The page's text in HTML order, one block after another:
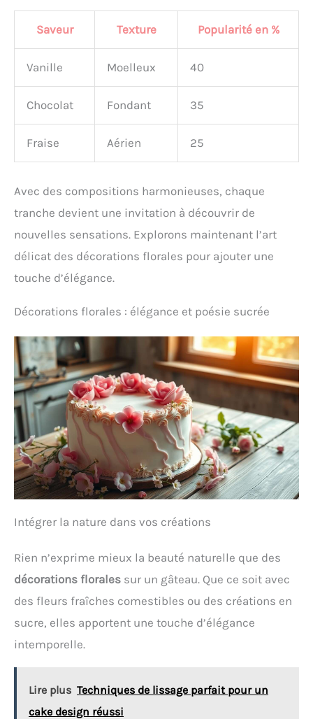
Saveur Texture Popularité en %
Vanille Moelleux 40
Chocolat Fondant 35
Fraise Aérien 25
Avec des compositions harmonieuses, chaque
tranche devient une invitation à découvrir de
nouvelles sensations. Explorons maintenant l’art
délicat des décorations florales pour ajouter une
touche d’élégance.
Décorations florales : élégance et poésie sucrée
Intégrer la nature dans vos créations
Rien n’exprime mieux la beauté naturelle que des
décorations florales sur un gâteau. Que ce soit avec
des fleurs fraîches comestibles ou des créations en
sucre, elles apportent une touche d’élégance
intemporelle.
Lire plus Techniques de lissage parfait pour un
cake design réussi